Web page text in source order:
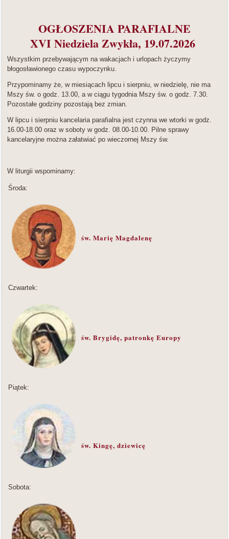
OGŁOSZENIA PARAFIALNE
XVI Niedziela Zwykła, 19.07.2026
Wszystkim przebywającym na wakacjach i urlopach życzymy
błogosławionego czasu wypoczynku.
Przypominamy że, w miesiącach lipcu i sierpniu, w niedzielę, nie ma
Mszy św. o godz. 13.00, a w ciągu tygodnia Mszy św. o godz. 7.30.
Pozostałe godziny pozostają bez zmian.
W lipcu i sierpniu kancelaria parafialna jest czynna we wtorki w godz.
16.00-18.00 oraz w soboty w godz. 08.00-10.00. Pilne sprawy
kancelaryjne można załatwiać po wieczornej Mszy św.
W liturgii wspominamy:
Środa:
św. Marię Magdalenę
Czwartek:
św. Brygidę,patronkę Europy
Piątek:
św. Kingę, dziewicę
Sobota: